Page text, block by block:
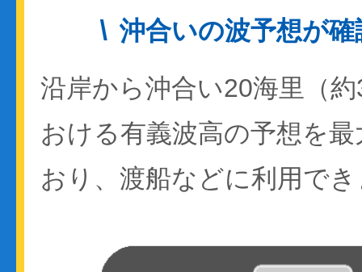
沖合いの波予想が
沿岸から沖合い20海里（
おける有義波高の予想を
おり、渡船などに利用で